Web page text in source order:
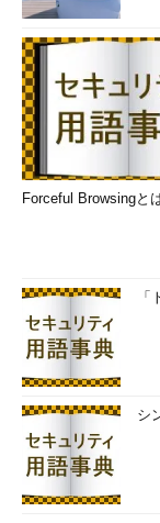
Forceful Browsingと
シ